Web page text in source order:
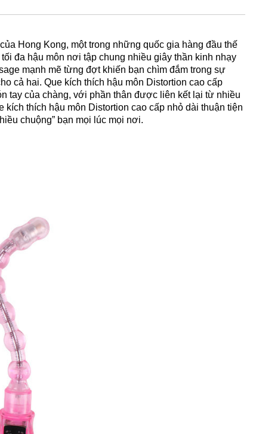
Hong Kong, một trong những quốc gia hàng đầu thế
đa hậu môn nơi tập chung nhiều giây thần kinh nhạy
mạnh mẽ từng đợt khiến bạn chìm đắm trong sự
cả hai. Que kích thích hậu môn Distortion cao cấp
tay của chàng, với phần thân được liên kết lại từ nhiều
thích hậu môn Distortion cao cấp nhỏ dài thuận tiện
chuộng” bạn mọi lúc mọi nơi.